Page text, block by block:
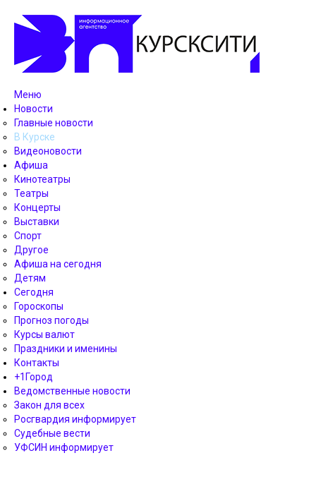
Меню
Новости
Главные новости
В Курске
Видеоновости
Афиша
Кинотеатры
Театры
Концерты
Выставки
Спорт
Другое
Афиша на сегодня
Детям
Сегодня
Гороскопы
Прогноз погоды
Курсы валют
Праздники и именины
Контакты
+1Город
Ведомственные новости
Закон для всех
Росгвардия информирует
Судебные вести
УФСИН информирует